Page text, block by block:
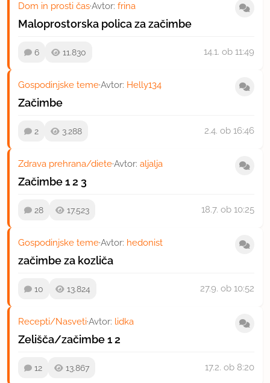
Dom in prosti čas·Avtor: frina
Maloprostorska polica za začimbe
6 11.830 14.1. ob 11:49
Gospodinjske teme·Avtor: Helly134
Začimbe
2 3.288 2.4. ob 16:46
Zdrava prehrana/diete·Avtor: aljalja
Začimbe1 2 3
28 17.523 18.7. ob 10:25
Gospodinjske teme·Avtor: hedonist
začimbe za kozliča
10 13.824 27.9. ob 10:52
Recepti/Nasveti·Avtor: lidka
Zelišča/začimbe1 2
12 13.867 17.2. ob 8:20